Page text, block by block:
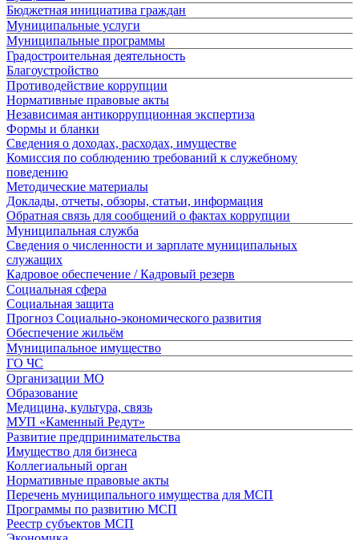
Бюджетная инициатива граждан
Муниципальные услуги
Муниципальные программы
Градостроительная деятельность
Благоустройство
Противодействие коррупции
Нормативные правовые акты
Независимая антикоррупционная экспертиза
Формы и бланки
Сведения о доходах, расходах, имуществе
Комиссия по соблюдению требований к служебному
поведению
Методические материалы
Доклады, отчеты, обзоры, статьи, информация
Обратная связь для сообщений о фактах коррупции
Муниципальная служба
Сведения о численности и зарплате муниципальных
служащих
Кадровое обеспечение / Кадровый резерв
Социальная сфера
Социальная защита
Прогноз Социально-экономического развития
Обеспечение жильём
Муниципальное имущество
ГО ЧС
Организации МО
Образование
Медицина, культура, связь
МУП «Каменный Редут»
Развитие предпринимательства
Имущество для бизнеса
Коллегиальный орган
Нормативные правовые акты
Перечень муниципального имущества для МСП
Программы по развитию МСП
Реестр субъектов МСП